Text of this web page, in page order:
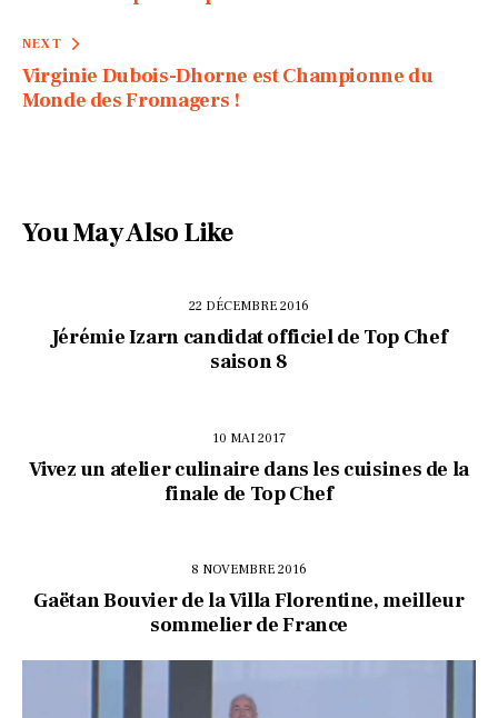
NEXT
Virginie Dubois-Dhorne est Championne du
Monde des Fromagers !
You May Also Like
22 DÉCEMBRE 2016
Jérémie Izarn candidat officiel de Top Chef
saison 8
10 MAI 2017
Vivez un atelier culinaire dans les cuisines de la
finale de Top Chef
8 NOVEMBRE 2016
Gaëtan Bouvier de la Villa Florentine, meilleur
sommelier de France